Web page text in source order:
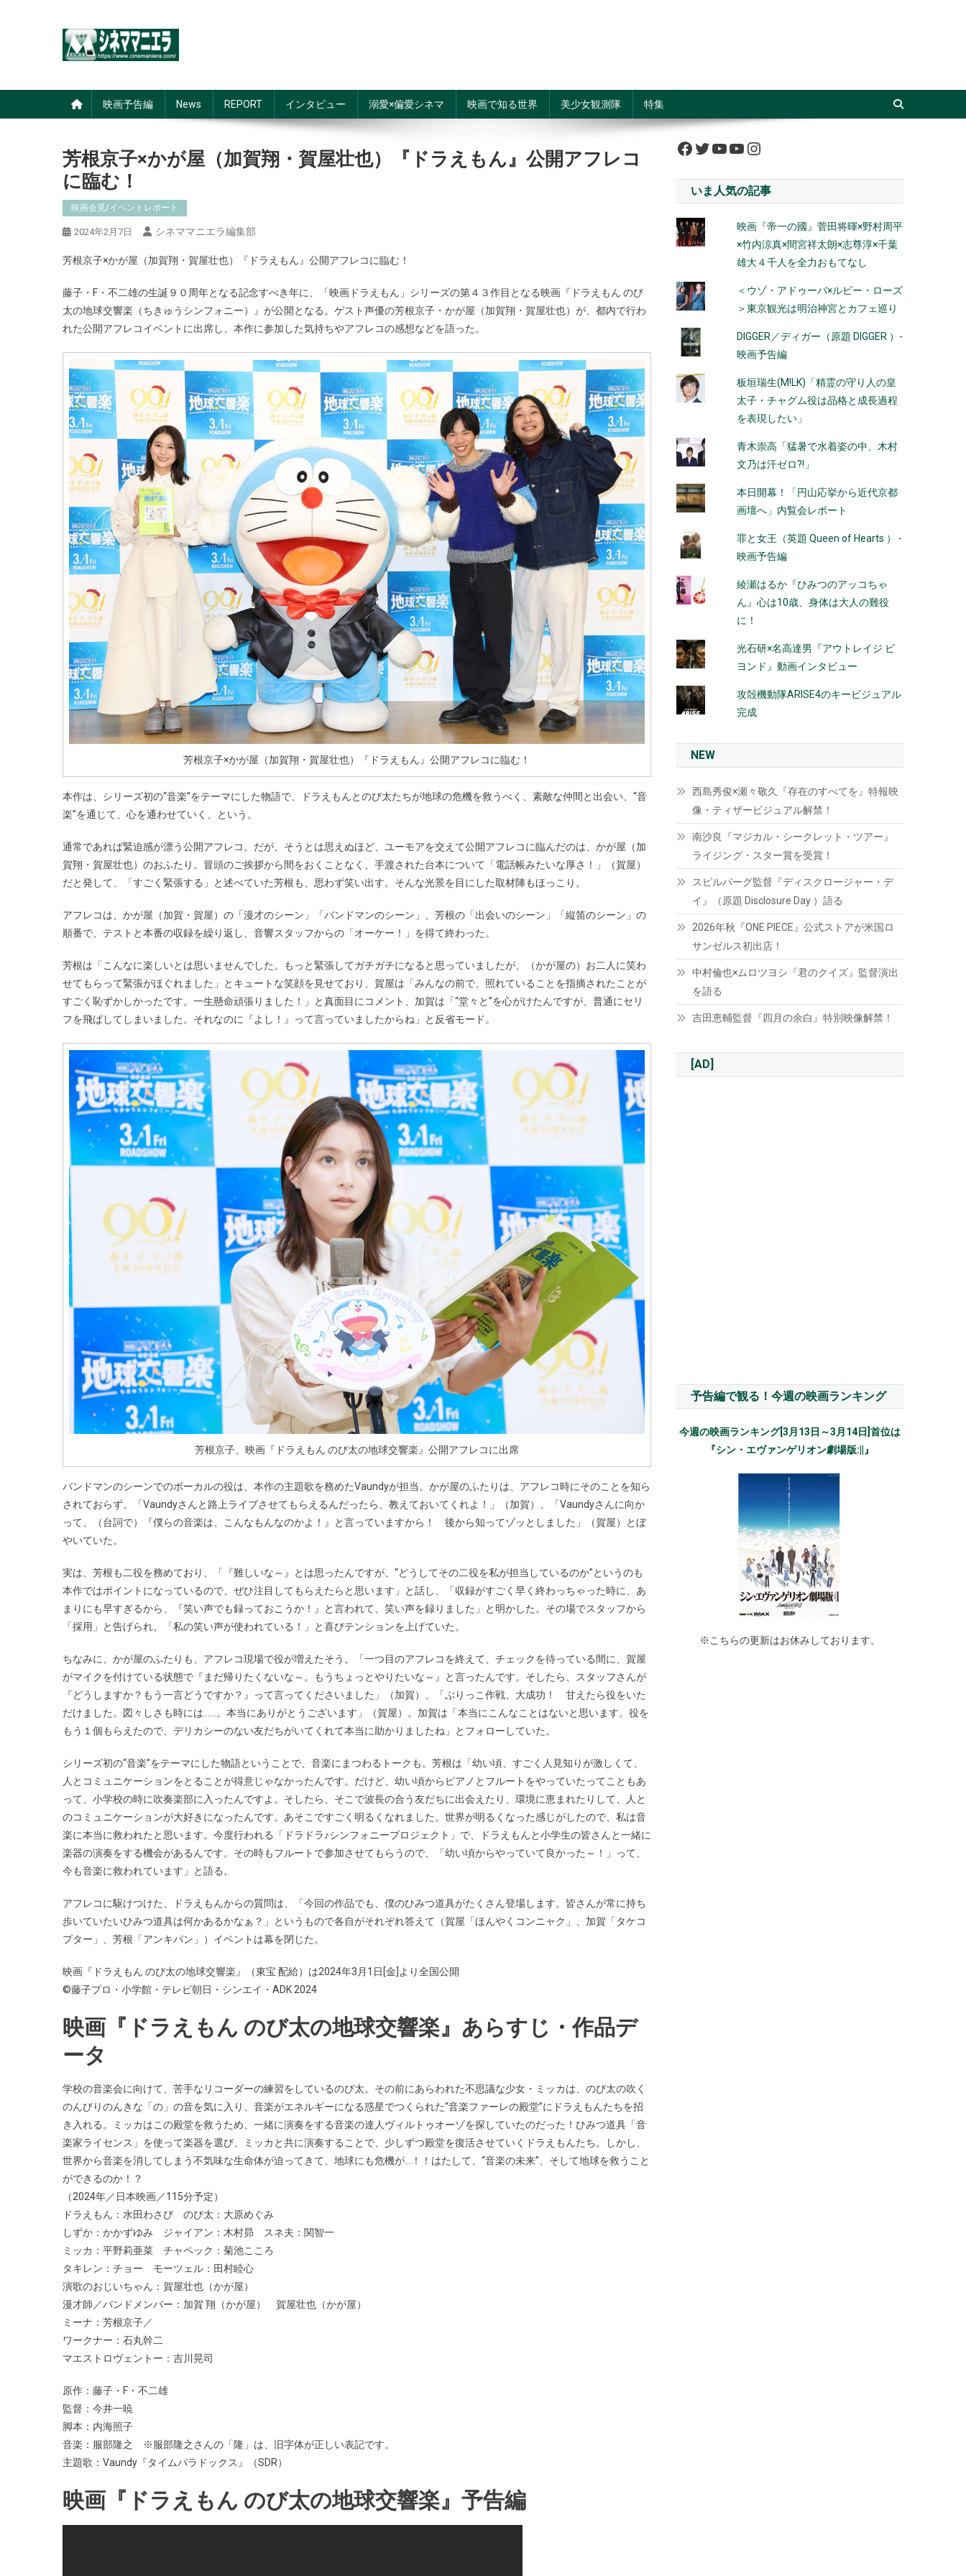
映画予告編 News REPORT インタビュー 溺愛×偏愛シネマ 映画で知る世界 美少女観測隊 特集
芳根京子×かが屋（加賀翔・賀屋壮也）『ドラえもん』公開アフレコ
に臨む！
映画会見/イベントレポート
2024年2月7日 シネママニエラ編集部
芳根京子×かが屋（加賀翔・賀屋壮也）『ドラえもん』公開アフレコに臨む！
藤子・F・不二雄の生誕９０周年となる記念すべき年に、「映画ドラえもん」シリーズの第４３作目となる映画『ドラえもん のび
太の地球交響楽（ちきゅうシンフォニー）』が公開となる。ゲスト声優の芳根京子・かが屋（加賀翔・賀屋壮也）が、都内で行わ
れた公開アフレコイベントに出席し、本作に参加した気持ちやアフレコの感想などを語った。
芳根京子×かが屋（加賀翔・賀屋壮也）『ドラえもん』公開アフレコに臨む！
本作は、シリーズ初の“音楽”をテーマにした物語で、ドラえもんとのび太たちが地球の危機を救うべく、素敵な仲間と出会い、“音
楽”を通じて、心を通わせていく、という。
通常であれば緊迫感が漂う公開アフレコ。だが、そうとは思えぬほど、ユーモアを交えて公開アフレコに臨んだのは、かが屋（加
賀翔・賀屋壮也）のおふたり。冒頭のご挨拶から間をおくことなく、手渡された台本について「電話帳みたいな厚さ！」（賀屋）
だと発して、「すごく緊張する」と述べていた芳根も、思わず笑い出す。そんな光景を目にした取材陣もほっこり。
アフレコは、かが屋（加賀・賀屋）の「漫才のシーン」「バンドマンのシーン」、芳根の「出会いのシーン」「縦笛のシーン」の
順番で、テストと本番の収録を繰り返し、音響スタッフからの「オーケー！」を得て終わった。
芳根は「こんなに楽しいとは思いませんでした。もっと緊張してガチガチになると思っていましたが、（かが屋の）お二人に笑わ
せてもらって緊張がほぐれました」とキュートな笑顔を見せており、賀屋は「みんなの前で、照れていることを指摘されたことが
すごく恥ずかしかったです。一生懸命頑張りました！」と真面目にコメント、加賀は「“堂々と”を心がけたんですが、普通にセリ
フを飛ばしてしまいました。それなのに『よし！』って言っていましたからね」と反省モード。
芳根京子、映画『ドラえもん のび太の地球交響楽』公開アフレコに出席
バンドマンのシーンでのボーカルの役は、本作の主題歌を務めたVaundyが担当。かが屋のふたりは、アフレコ時にそのことを知ら
されておらず、「Vaundyさんと路上ライブさせてもらえるんだったら、教えておいてくれよ！」（加賀）、「Vaundyさんに向か
って、（台詞で）『僕らの音楽は、こんなもんなのかよ！』と言っていますから！ 後から知ってゾッとしました」（賀屋）とぼ
やいていた。
実は、芳根も二役を務めており、「『難しいな～』とは思ったんですが、“どうしてその二役を私が担当しているのか”というのも
本作ではポイントになっているので、ぜひ注目してもらえたらと思います」と話し、「収録がすごく早く終わっちゃった時に、あ
まりにも早すぎるから、『笑い声でも録っておこうか！』と言われて、笑い声を録りました」と明かした。その場でスタッフから
「採用」と告げられ、「私の笑い声が使われている！」と喜びテンションを上げていた。
ちなみに、かが屋のふたりも、アフレコ現場で役が増えたそう。「一つ目のアフレコを終えて、チェックを待っている間に、賀屋
がマイクを付けている状態で『まだ帰りたくないな～。もうちょっとやりたいな～』と言ったんです。そしたら、スタッフさんが
『どうしますか？もう一言どうですか？』って言ってくださいました」（加賀）、「ぶりっこ作戦、大成功！ 甘えたら役をいた
だけました。図々しさも時には……。本当にありがとうございます」（賀屋）。加賀は「本当にこんなことはないと思います。役を
もう１個もらえたので、デリカシーのない友だちがいてくれて本当に助かりましたね」とフォローしていた。
シリーズ初の“音楽”をテーマにした物語ということで、音楽にまつわるトークも。芳根は「幼い頃、すごく人見知りが激しくて、
人とコミュニケーションをとることが得意じゃなかったんです。だけど、幼い頃からピアノとフルートをやっていたってこともあ
って、小学校の時に吹奏楽部に入ったんですよ。そしたら、そこで波長の合う友だちに出会えたり、環境に恵まれたりして、人と
のコミュニケーションが大好きになったんです。あそこですごく明るくなれました。世界が明るくなった感じがしたので、私は音
楽に本当に救われたと思います。今度行われる「ドラドラ♪シンフォニープロジェクト」で、ドラえもんと小学生の皆さんと一緒に
楽器の演奏をする機会があるんです。その時もフルートで参加させてもらうので、「幼い頃からやっていて良かった～！」って、
今も音楽に救われています」と語る。
アフレコに駆けつけた、ドラえもんからの質問は、「今回の作品でも、僕のひみつ道具がたくさん登場します。皆さんが常に持ち
歩いていたいひみつ道具は何かあるかなぁ？」というもので各自がそれぞれ答えて（賀屋「ほんやくコンニャク」、加賀「タケコ
プター」、芳根「アンキパン」）イベントは幕を閉じた。
映画『ドラえもん のび太の地球交響楽』（東宝 配給）は2024年3月1日[金]より全国公開
©藤子プロ・小学館・テレビ朝日・シンエイ・ADK 2024
映画『ドラえもん のび太の地球交響楽』あらすじ・作品デ
ータ
学校の音楽会に向けて、苦手なリコーダーの練習をしているのび太。その前にあらわれた不思議な少女・ミッカは、のび太の吹く
のんびりのんきな「の」の音を気に入り、音楽がエネルギーになる惑星でつくられた“音楽ファーレの殿堂”にドラえもんたちを招
き入れる。ミッカはこの殿堂を救うため、一緒に演奏をする音楽の達人ヴィルトゥオーゾを探していたのだった！ひみつ道具「音
楽家ライセンス」を使って楽器を選び、ミッカと共に演奏することで、少しずつ殿堂を復活させていくドラえもんたち。しかし、
世界から音楽を消してしまう不気味な生命体が迫ってきて、地球にも危機が…！！はたして、“音楽の未来”、そして地球を救うこと
ができるのか！？
（2024年／日本映画／115分予定）
ドラえもん：水田わさび のび太：大原めぐみ
しずか：かかずゆみ ジャイアン：木村昴 スネ夫：関智一
ミッカ：平野莉亜菜 チャペック：菊池こころ
タキレン：チョー モーツェル：田村睦心
演歌のおじいちゃん：賀屋壮也（かが屋）
漫才師／バンドメンバー：加賀 翔（かが屋） 賀屋壮也（かが屋）
ミーナ：芳根京子／
ワークナー：石丸幹二
マエストロヴェントー：吉川晃司
原作：藤子・F・不二雄
監督：今井一暁
脚本：内海照子
音楽：服部隆之 ※服部隆之さんの「隆」は、旧字体が正しい表記です。
主題歌：Vaundy『タイムパラドックス』（SDR）
映画『ドラえもん のび太の地球交響楽』予告編
Facebook
Twitter
YouTube
YouTube
Instagram
いま人気の記事
映画『帝一の國』菅田将暉×野村周平
×竹内涼真×間宮祥太朗×志尊淳×千葉
雄大４千人を全力おもてなし
＜ウゾ・アドゥーバ×ルビー・ローズ
＞東京観光は明治神宮とカフェ巡り
DIGGER／ディガー（原題 DIGGER ）-
映画予告編
板垣瑞生(M!LK)「精霊の守り人の皇
太子・チャグム役は品格と成長過程
を表現したい」
青木崇高「猛暑で水着姿の中、木村
文乃は汗ゼロ?!」
本日開幕！「円山応挙から近代京都
画壇へ」内覧会レポート
罪と女王（英題 Queen of Hearts ） -
映画予告編
綾瀬はるか『ひみつのアッコちゃ
ん』心は10歳、身体は大人の難役
に！
光石研×名高達男『アウトレイジ ビ
ヨンド』動画インタビュー
攻殻機動隊ARISE4のキービジュアル
完成
NEW
西島秀俊×瀬々敬久『存在のすべてを』特報映
像・ティザービジュアル解禁！
南沙良『マジカル・シークレット・ツアー』
ライジング・スター賞を受賞！
スピルバーグ監督『ディスクロージャー・デ
イ』（原題 Disclosure Day ）語る
2026年秋『ONE PIECE』公式ストアが米国ロ
サンゼルス初出店！
中村倫也×ムロツヨシ『君のクイズ』監督演出
を語る
吉田恵輔監督『四月の余白』特別映像解禁！
[AD]
予告編で観る！今週の映画ランキング
今週の映画ランキング[3月13日～3月14日]首位は
『シン・エヴァンゲリオン劇場版:||』
※こちらの更新はお休みしております。